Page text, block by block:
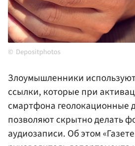
Depositphotos
Злоумышленники
ссылки, которые при
смартфона геолокационные
позволяют скрытно делать
аудиозаписи. Об этом